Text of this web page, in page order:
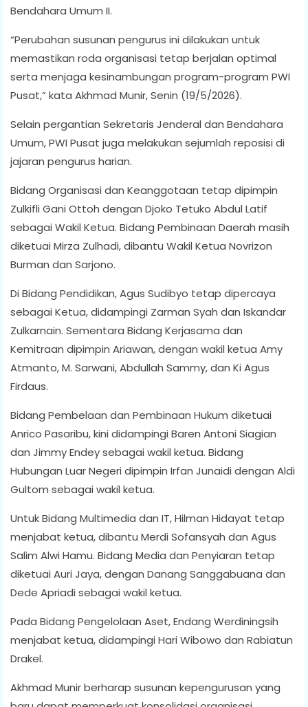
Bendahara Umum II.
“Perubahan susunan pengurus ini dilakukan untuk
memastikan roda organisasi tetap berjalan optimal
serta menjaga kesinambungan program-program PWI
Pusat,” kata Akhmad Munir, Senin (19/5/2026).
Selain pergantian Sekretaris Jenderal dan Bendahara
Umum, PWI Pusat juga melakukan sejumlah reposisi di
jajaran pengurus harian.
Bidang Organisasi dan Keanggotaan tetap dipimpin
Zulkifli Gani Ottoh dengan Djoko Tetuko Abdul Latif
sebagai Wakil Ketua. Bidang Pembinaan Daerah masih
diketuai Mirza Zulhadi, dibantu Wakil Ketua Novrizon
Burman dan Sarjono.
Di Bidang Pendidikan, Agus Sudibyo tetap dipercaya
sebagai Ketua, didampingi Zarman Syah dan Iskandar
Zulkarnain. Sementara Bidang Kerjasama dan
Kemitraan dipimpin Ariawan, dengan wakil ketua Amy
Atmanto, M. Sarwani, Abdullah Sammy, dan Ki Agus
Firdaus.
Bidang Pembelaan dan Pembinaan Hukum diketuai
Anrico Pasaribu, kini didampingi Baren Antoni Siagian
dan Jimmy Endey sebagai wakil ketua. Bidang
Hubungan Luar Negeri dipimpin Irfan Junaidi dengan Aldi
Gultom sebagai wakil ketua.
Untuk Bidang Multimedia dan IT, Hilman Hidayat tetap
menjabat ketua, dibantu Merdi Sofansyah dan Agus
Salim Alwi Hamu. Bidang Media dan Penyiaran tetap
diketuai Auri Jaya, dengan Danang Sanggabuana dan
Dede Apriadi sebagai wakil ketua.
Pada Bidang Pengelolaan Aset, Endang Werdiningsih
menjabat ketua, didampingi Hari Wibowo dan Rabiatun
Drakel.
Akhmad Munir berharap susunan kepengurusan yang